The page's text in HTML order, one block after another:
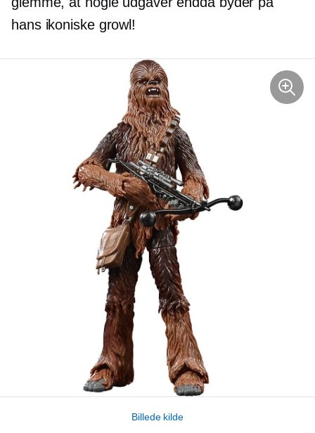
hans ikoniske growl!
Billede kilde